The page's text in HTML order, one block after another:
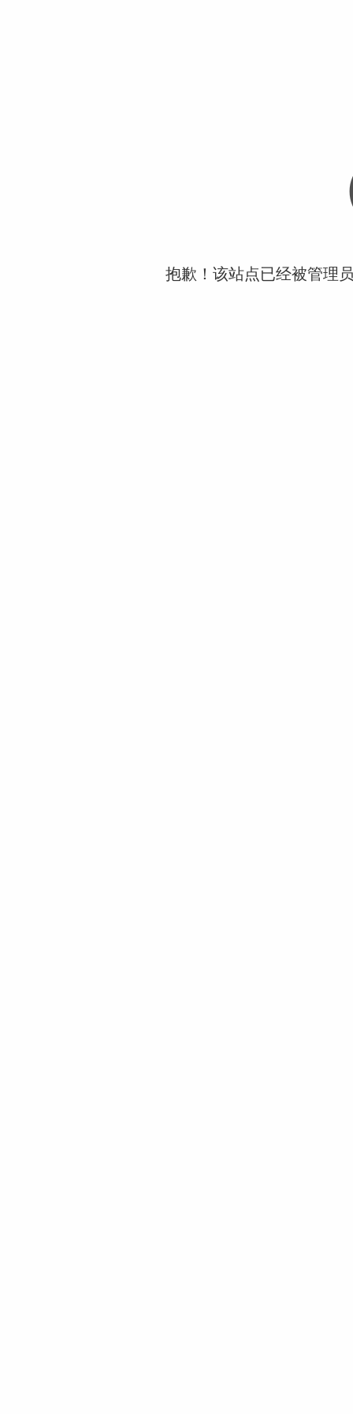
抱歉！该站点已经被管理